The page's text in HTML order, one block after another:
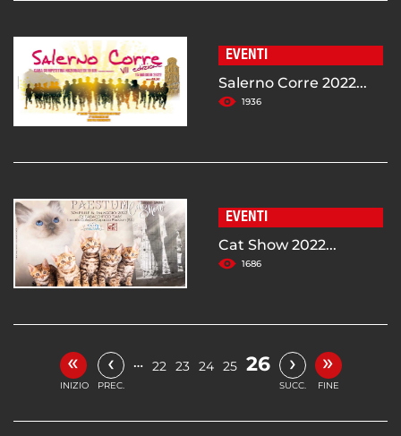
EVENTI
Salerno Corre 2022...
1936
EVENTI
Cat Show 2022...
1686
«
INIZIO
‹
PREC.
… 22 23 24 25 26 ›
SUCC.
»
FINE